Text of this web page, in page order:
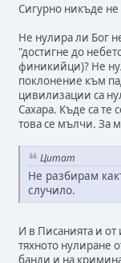
Сигурно никъде не
Не нулира ли Бог
"достигне до
финикийци)? Не
поклонение към
цивилизации са
Сахара. Къде са те
това се мълчи. За
Цитат
Не разбирам
случило.
И в Писанията и
тяхното нулиране
банди и на